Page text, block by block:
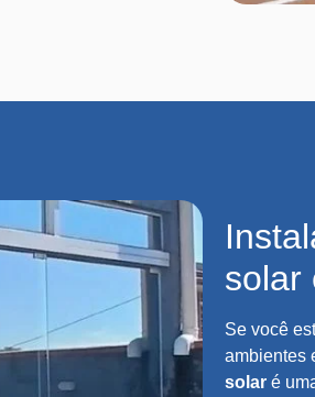
solar
Se você
ambientes
solar é